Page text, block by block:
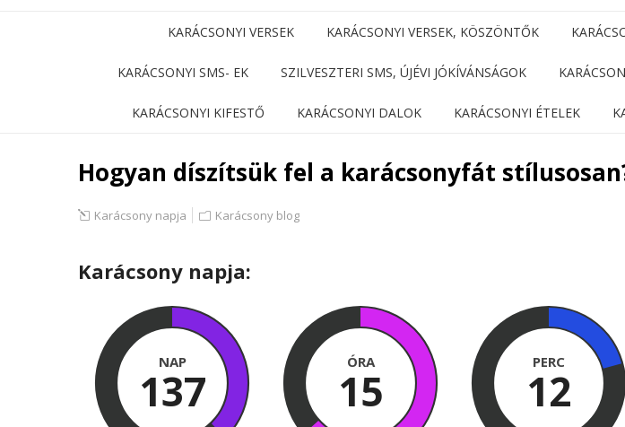
KARÁCSONYI VERSEK KARÁCSONYI VERSEK, KÖSZÖNTŐK
KARÁCSONYI SMS- EK SZILVESZTERI SMS, ÚJÉVI JÓKÍVÁNSÁGOK
KARÁCSONYI KIFESTŐ KARÁCSONYI DALOK KARÁCSONYI ÉTELEK
Hogyan díszítsük fel a karácsonyfát
Karácsony napja Karácsony blog
Karácsony napja:
NAP
137
ÓRA
15
PERC
12